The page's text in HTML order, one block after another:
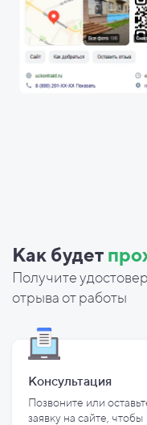
Как будет
Получите
отрыва от работы
Консультация
Позвоните или
заявку на сайте, чтобы